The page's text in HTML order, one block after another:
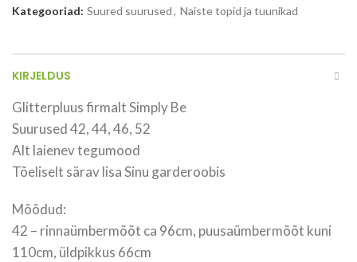
Kategooriad: Suured suurused, Naiste topid ja tuunikad
KIRJELDUS
Glitterpluus firmalt Simply Be
Suurused 42, 44, 46, 52
Alt laienev tegumood
Tõeliselt särav lisa Sinu garderoobis
Mõõdud:
42 – rinnaümbermõõt ca 96cm, puusaümbermõõt kuni
110cm, üldpikkus 66cm